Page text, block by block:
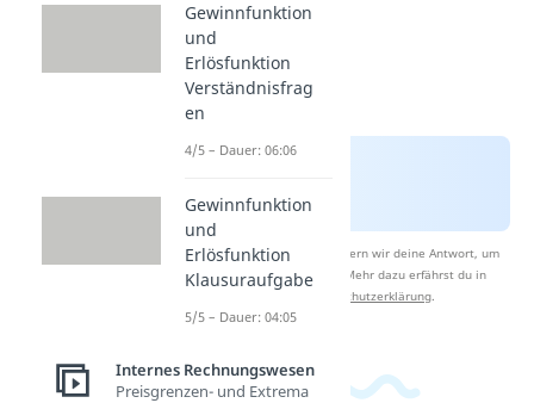
Nach Beantwortung speichern wir deine Antwort, um
Studyflix zu verbessern. Mehr dazu erfährst du in
unserer
Datenschutzerklärung
Gewinnfunktion
und
Erlösfunktion
Verständnisfrag
en
4/5 – Dauer: 06:06
Gewinnfunktion
und
Erlösfunktion
Klausuraufgabe
5/5 – Dauer: 04:05
Internes Rechnungswesen
Preisgrenzen- und Extrema